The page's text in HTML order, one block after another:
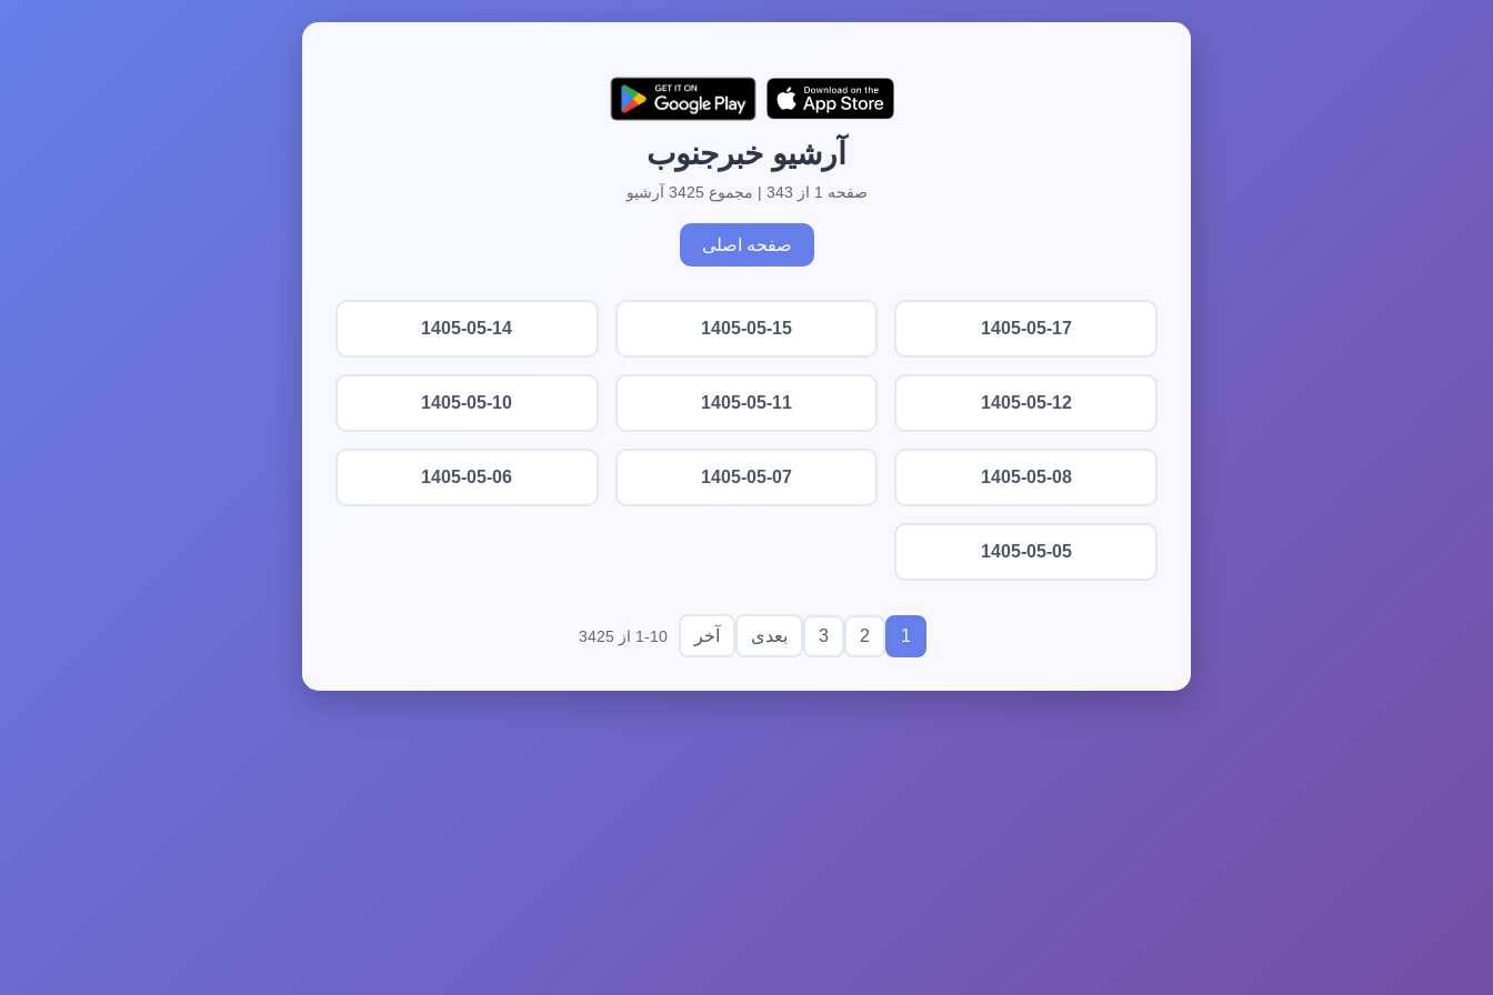
آرشیو خبرجنوب
صفحه 1 از 343 | مجموع 3425 آرشیو
صفحه اصلی
1405-05-17
1405-05-15
1405-05-14
1405-05-12
1405-05-11
1405-05-10
1405-05-08
1405-05-07
1405-05-06
1405-05-05
1
2
3 بعدی آخر 1-10 از 3425